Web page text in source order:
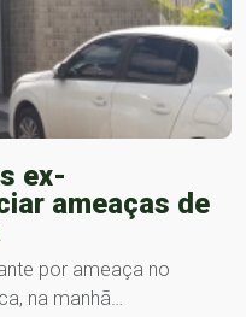
ex-
ameaças de
por ameaça no
na manhã…